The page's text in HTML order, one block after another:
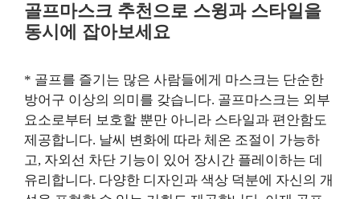
골프마스크 추천으로 스윙과 스타일을
동시에 잡아보세요
* 골프를 즐기는 많은 사람들에게 마스크는 단순한
방어구 이상의 의미를 갖습니다. 골프마스크는 외부
요소로부터 보호할 뿐만 아니라 스타일과 편안함도
제공합니다. 날씨 변화에 따라 체온 조절이 가능하
고, 자외선 차단 기능이 있어 장시간 플레이하는 데
유리합니다. 다양한 디자인과 색상 덕분에 자신의 개